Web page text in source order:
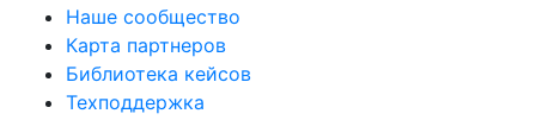
Наше сообщество
Карта партнеров
Библиотека кейсов
Техподдержка